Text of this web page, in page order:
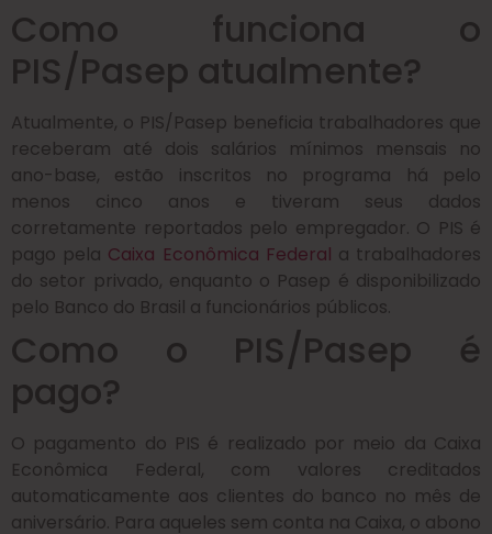
Como funciona o
PIS/Pasep atualmente?
Atualmente, o PIS/Pasep beneficia trabalhadores que
receberam até dois salários mínimos mensais no
ano-base, estão inscritos no programa há pelo
menos cinco anos e tiveram seus dados
corretamente reportados pelo empregador. O PIS é
pago pela Caixa Econômica Federal a trabalhadores
do setor privado, enquanto o Pasep é disponibilizado
pelo Banco do Brasil a funcionários públicos.
Como o PIS/Pasep é
pago?
O pagamento do PIS é realizado por meio da Caixa
Econômica Federal, com valores creditados
automaticamente aos clientes do banco no mês de
aniversário. Para aqueles sem conta na Caixa, o abono